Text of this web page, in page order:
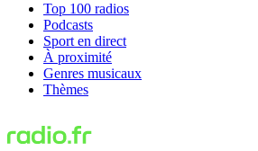
Top 100 radios
Podcasts
Sport en direct
À proximité
Genres musicaux
Thèmes